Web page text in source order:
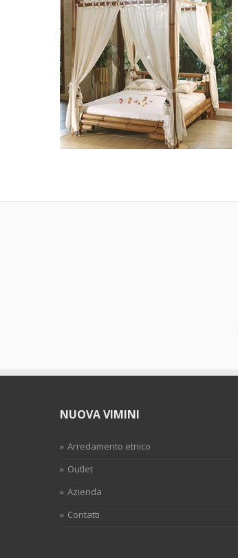
NUOVA VIMINI
Arredamento etnico
Outlet
Azienda
Contatti